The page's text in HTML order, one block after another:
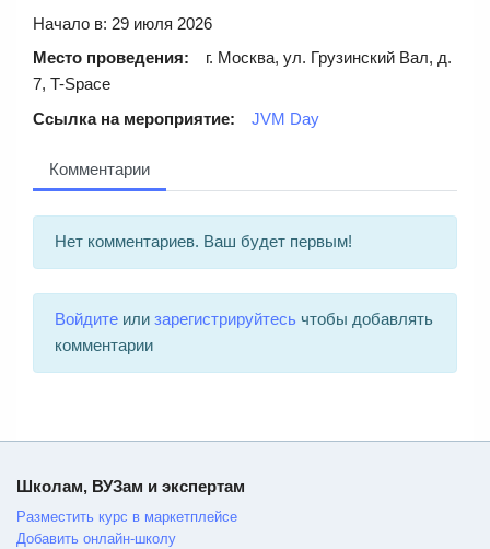
Начало в: 29 июля 2026
Место проведения:
г. Москва, ул. Грузинский Вал, д.
7, T-Space
Ссылка на мероприятие:
JVM Day
Комментарии
Нет комментариев. Ваш будет первым!
Войдитеили зарегистрируйтесь чтобы добавлять
комментарии
Школам, ВУЗам и экспертам
Разместить курс в маркетплейсе
Добавить онлайн-школу